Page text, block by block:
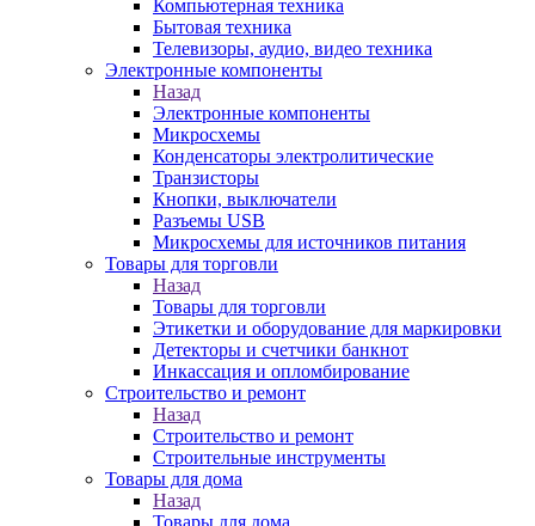
Компьютерная техника
Бытовая техника
Телевизоры, аудио, видео техника
Электронные компоненты
Назад
Электронные компоненты
Микросхемы
Конденсаторы электролитические
Транзисторы
Кнопки, выключатели
Разъемы USB
Микросхемы для источников питания
Товары для торговли
Назад
Товары для торговли
Этикетки и оборудование для маркировки
Детекторы и счетчики банкнот
Инкассация и опломбирование
Строительство и ремонт
Назад
Строительство и ремонт
Строительные инструменты
Товары для дома
Назад
Товары для дома